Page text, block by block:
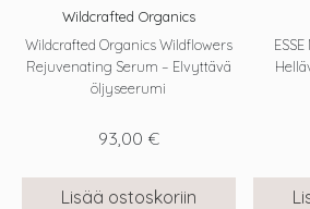
Wildcrafted Organics
Wildcrafted Organics Wildflowers
Rejuvenating Serum – Elvyttävä
öljyseerumi
93,00 €
Lisää ostoskoriin